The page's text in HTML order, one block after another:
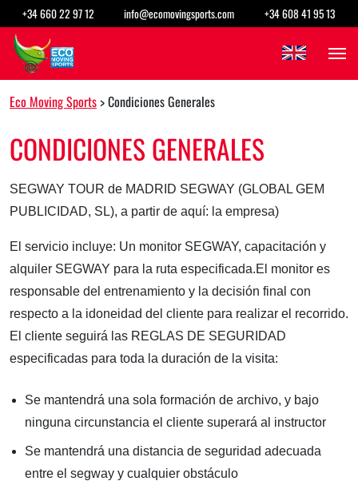
Saltar al contenido
+34 660 22 97 12 info@ecomovingsports.com +34 608 41 95 13
Navegación principal
Eco Moving Sports >Condiciones Generales
CONDICIONES GENERALES
SEGWAY TOUR de MADRID SEGWAY (GLOBAL GEM
PUBLICIDAD, SL), a partir de aquí: la empresa)
El servicio incluye: Un monitor SEGWAY, capacitación y
alquiler SEGWAY para la ruta especificada.El monitor es
responsable del entrenamiento y la decisión final con
respecto a la idoneidad del cliente para realizar el recorrido.
El cliente seguirá las REGLAS DE SEGURIDAD
especificadas para toda la duración de la visita:
Se mantendrá una sola formación de archivo, y bajo
ninguna circunstancia el cliente superará al instructor
Se mantendrá una distancia de seguridad adecuada
entre el segway y cualquier obstáculo